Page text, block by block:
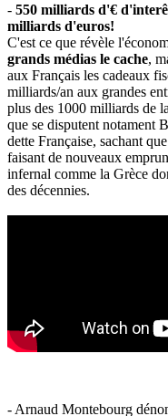
- 550 milliards d'€
milliards d'euros!
C'est ce que révèle
grands médias le cache,
aux Français les cadeaux
milliards/an aux grandes
plus des 1000 milliards de
que se disputent notament
dette Française, sachant
faisant de nouveaux
infernal comme la Grèce
des décennies.
- Arnaud Montebourg